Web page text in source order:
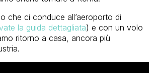
che ci conduce all’aeroporto di
la guida dettagliata) e con un volo
ritorno a casa, ancora più